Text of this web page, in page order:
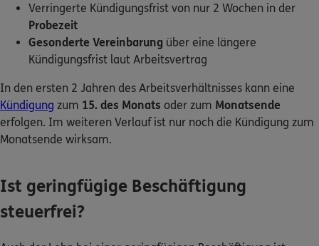
Verringerte Kündigungsfrist von nur 2 Wochen in der
Probezeit
Gesonderte Vereinbarung über eine längere
Kündigungsfrist laut Arbeitsvertrag
In den ersten 2 Jahren des Arbeitsverhältnisses kann eine
Kündigung zum 15. des Monats oder zum Monatsende
erfolgen. Im weiteren Verlauf ist nur noch die Kündigung zum
Monatsende wirksam.
Ist geringfügige Beschäftigung
steuerfrei?